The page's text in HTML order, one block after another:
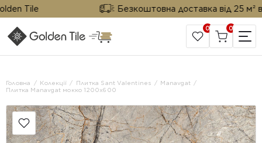
Tile Безкоштовна доставка від 25 м² від
САЙТ КОМПАНІЇ
0 0
Головна Колекції Плитка Sant Valentines
Manavgat
Плитка Manavgat мокко 1200x600